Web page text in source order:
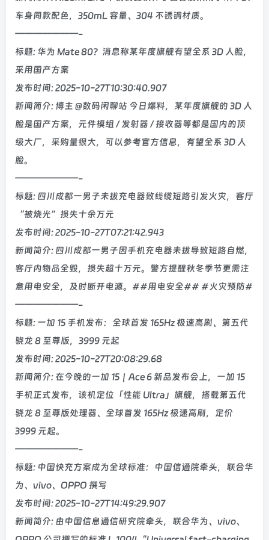
车身同款配色，350mL 容量、304 不锈钢材质。
———————-
标题: 华为 Mate 80？消息称某年度旗舰有望全系 3D 人脸，
采用国产方案
发布时间: 2025-10-27T10:30:40.907
新闻简介: 博主 @数码闲聊站 今日爆料，某年度旗舰的 3D 人
脸是国产方案，元件模组 / 发射器 / 接收器等都是国内的顶
级大厂，采购量很大，可以参考官方信息，有望全系 3D 人
脸。
———————-
标题: 四川成都一男子未拔充电器致线缆短路引发火灾，客厅
“被烧光”损失十余万元
发布时间: 2025-10-27T07:21:42.943
新闻简介: 四川成都一男子因手机充电器未拔导致短路自燃，
客厅内物品全毁，损失超十万元。警方提醒秋冬季节更需注
意用电安全，及时断开电源。##用电安全## #火灾预防#
———————-
标题: 一加 15 手机发布：全球首发 165Hz 极速高刷、第五代
骁龙 8 至尊版，3999 元起
发布时间: 2025-10-27T20:08:29.68
新闻简介: 在今晚的一加 15｜Ace 6 新品发布会上，一加 15
手机正式发布，该机定位「性能 Ultra」旗舰，搭载第五代
骁龙 8 至尊版处理器、全球首发 165Hz 极速高刷，定价
3999 元起。
———————-
标题: 中国快充方案成为全球标准：中国信通院牵头，联合华
为、vivo、OPPO 撰写
发布时间: 2025-10-27T14:49:29.907
新闻简介: 由中国信息通信研究院牵头，联合华为、vivo、